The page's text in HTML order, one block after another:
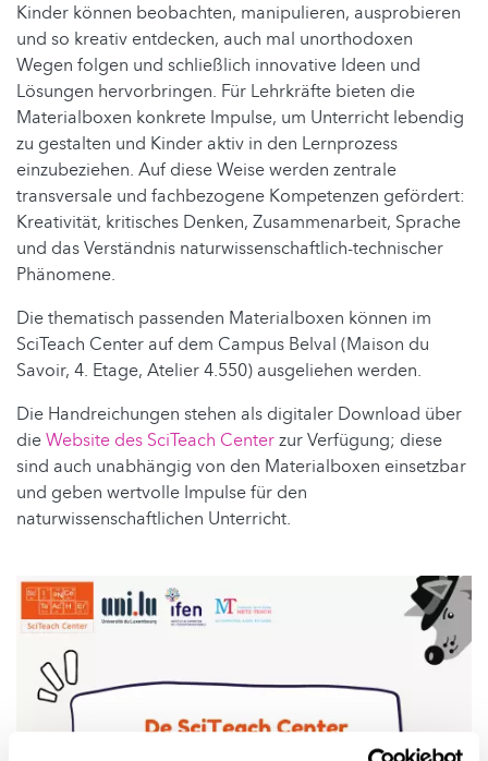
Kinder können beobachten, manipulieren, ausprobieren
und so kreativ entdecken, auch mal unorthodoxen
Wegen folgen und schließlich innovative Ideen und
Lösungen hervorbringen. Für Lehrkräfte bieten die
Materialboxen konkrete Impulse, um Unterricht lebendig
zu gestalten und Kinder aktiv in den Lernprozess
einzubeziehen. Auf diese Weise werden zentrale
transversale und fachbezogene Kompetenzen gefördert:
Kreativität, kritisches Denken, Zusammenarbeit, Sprache
und das Verständnis naturwissenschaftlich-technischer
Phänomene.
Die thematisch passenden Materialboxen können im
SciTeach Center auf dem Campus Belval (Maison du
Savoir, 4. Etage, Atelier 4.550) ausgeliehen werden.
Die Handreichungen stehen als digitaler Download über
dieWebsite des SciTeach Centerzur Verfügung; diese
sind auch unabhängig von den Materialboxen einsetzbar
und geben wertvolle Impulse für den
naturwissenschaftlichen Unterricht.